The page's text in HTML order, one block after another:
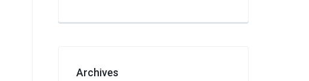
Archives